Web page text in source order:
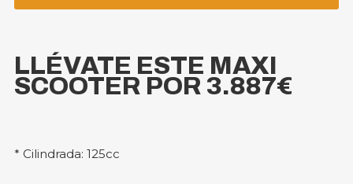
LLÉVATE ESTE MAXI
SCOOTER POR 3.887€
* Cilindrada: 125cc